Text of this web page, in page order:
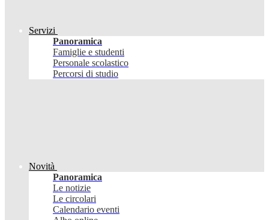
Servizi
Panoramica
Famiglie e studenti
Personale scolastico
Percorsi di studio
Novità
Panoramica
Le notizie
Le circolari
Calendario eventi